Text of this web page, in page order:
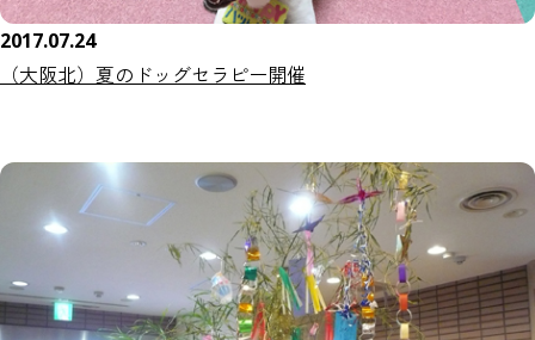
2017.07.24
（大阪北）夏のドッグセラピー開催